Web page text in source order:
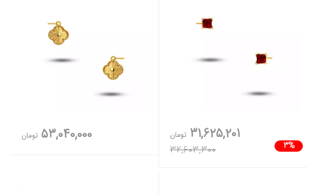
3%
31,625,201 تومان
32,603,300
53,040,000 تومان